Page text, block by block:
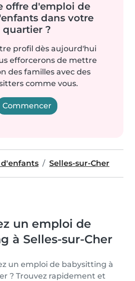
offre d'emploi de
dans votre
quartier ?
profil dès aujourd'hui
efforcerons de mettre
des familles avec des
comme vous.
Commencer
d'enfants Selles-sur-Cher
un emploi de
à Selles-sur-Cher
un emploi de babysitting à
? Trouvez rapidement et